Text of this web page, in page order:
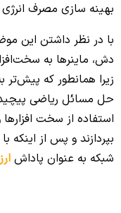
بهینه سازی مصرف
با در نظر داشتن این
دش، ماینرها به
زیرا همانطور که پیش‌تر
حل مسائل ریاضی
استفاده از سخت
بپردازند و پس از اینکه
شبکه به عنوان پاداش